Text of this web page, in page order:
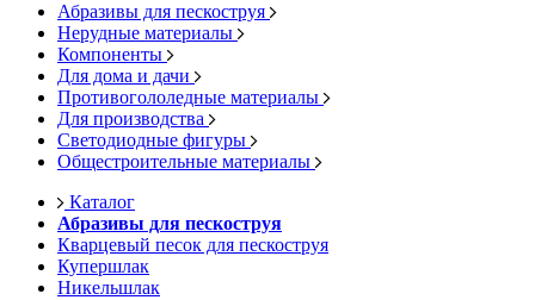
Абразивы для пескоструя
Нерудные материалы
Компоненты
Для дома и дачи
Противогололедные материалы
Для производства
Светодиодные фигуры
Общестроительные материалы
Каталог
Абразивы для пескоструя
Кварцевый песок для пескоструя
Купершлак
Никельшлак